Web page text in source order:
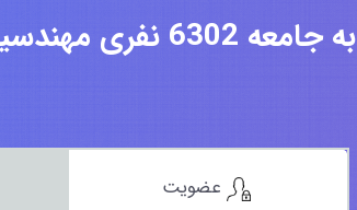
به جامعه 6302 نفری مهندسین سایت بپیوندید